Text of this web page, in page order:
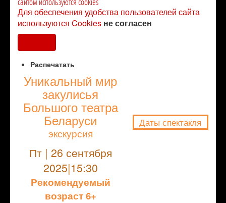
Для обеспечения удобства пользователей сайта
используются Cookies не согласен
Распечатать
Уникальный мир
закулисья
Большого театра
Беларуси
экскурсия
Пт | 26 сентября
2025|15:30
Рекомендуемый
возраст 6+
Даты спектакля